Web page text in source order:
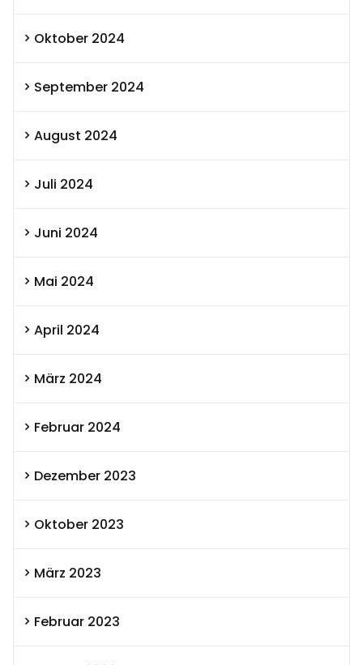
Oktober 2024
September 2024
August 2024
Juli 2024
Juni 2024
Mai 2024
April 2024
März 2024
Februar 2024
Dezember 2023
Oktober 2023
März 2023
Februar 2023